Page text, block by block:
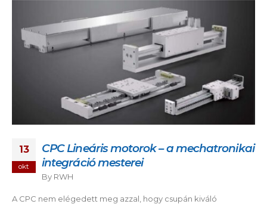
13
okt
CPC Lineáris motorok – a mechatronikai
integráció mesterei
By RWH
A CPC nem elégedett meg azzal, hogy csupán kiváló